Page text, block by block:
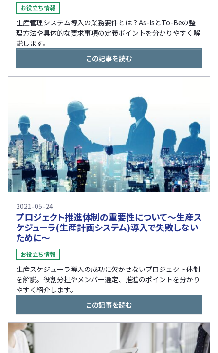
お役立ち情報
生産管理システム導入の業務要件とは？As-IsとTo-Beの整
理方法や具体的な要求事項の定義ポイントを分かりやすく解
説します。
この記事を読む
2021-05-24
プロジェクト推進体制の重要性について〜生産ス
ケジューラ(生産計画システム)導入で失敗しない
ために〜
お役立ち情報
生産スケジューラ導入の成功に欠かせないプロジェクト体制
を解説。役割分担やメンバー選定、推進のポイントを分かり
やすく紹介します。
この記事を読む